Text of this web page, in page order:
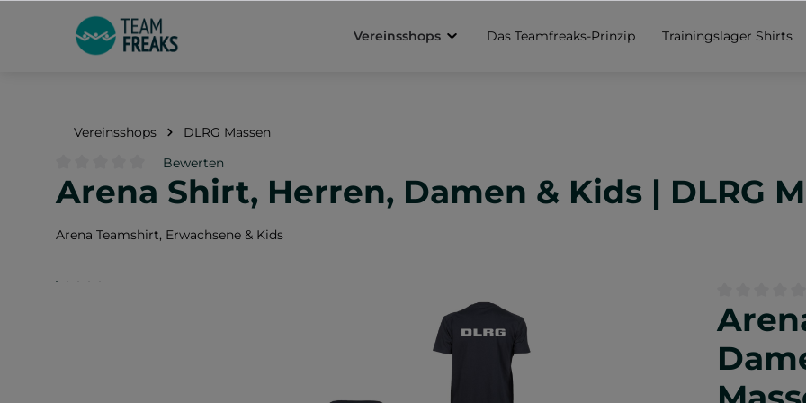
Zur Hauptnavigation springen
Vereinsshops
Das Teamfreaks-Prinzip Trainingslager Shirts
Vereinsshops DLRG Massen
Durchschnittliche Bewertung von 0 von 5 Sternen
Bewerten
Arena Shirt, Herren, Damen & Kids | DLRG
Arena Teamshirt, Erwachsene & Kids